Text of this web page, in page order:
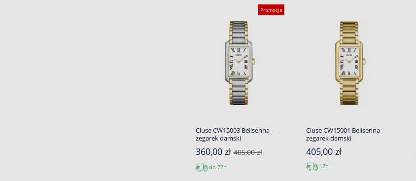
Promocja
Cluse CW15003 Belisenna -
zegarek damski
360,00 zł405,00 zł
do 72h
Cluse CW15001 Belisenna -
zegarek damski
405,00 zł
12h